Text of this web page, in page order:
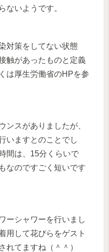
ないようです。
対策をしてない状態
触があったものと定義
は厚生労働省のHPを参
ンスがありましたが、
いますとのことでし
間は、15分くらいで
なのですごく短いです
ーシャワーを行いまし
用して花びらをゲスト
れてますね（＾＾）